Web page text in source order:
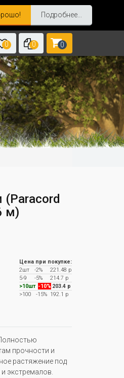
Подробнее...
0 0 0
м)
Цена при покупке:
2шт
-2%
221.48 р
5-9
-5%
214.7 р
>10шт -10% 203.4 р
>100
-15%192.1 р
прочности и
растяжение под
экстремалов.